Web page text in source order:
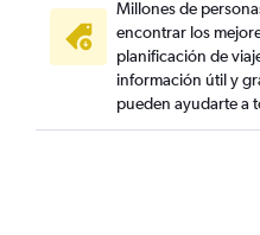
Millones de
encontrar los
planificación de
información útil y
pueden ayudarte a